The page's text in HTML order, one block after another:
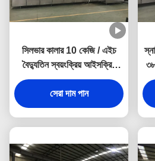
সিলভার কালার 10 কেজি / এইচ
বৈদ্যুতিন স্বয়ংক্রিয় আইসক্রিম
শঙ্কু মেশিন
সেরা দাম পান